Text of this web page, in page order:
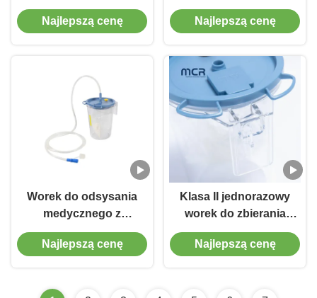
pojemności
1500ml/2500ml,
szpitalnych systemów
ssących, z konstrukcją
zapobiegającą cofaniu
się
Najlepszą cenę
1500 ml/2500 ml z
medycznego PVC do
zapobiegania cofaniu
się płynów
Najlepszą cenę
Worek do odsysania
medycznego z
pojemnikiem
zapobiegającym
Najlepszą cenę
Klasa II jednorazowy
worek do zbierania
płynów z dwuletnią
gwarancją jakości i
Najlepszą cenę